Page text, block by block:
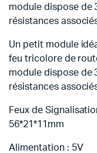
module dispose de
résistances
Un petit module
feu tricolore de
module dispose de
résistances
Feux de
56*21*11mm
Alimentation : 5V